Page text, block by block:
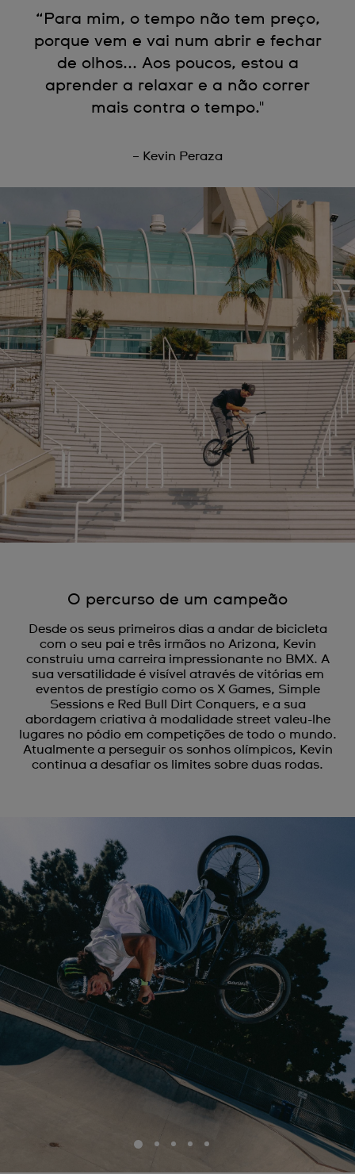
“Para mim, o tempo não tem preço,
porque vem e vai num abrir e fechar
de olhos... Aos poucos, estou a
aprender a relaxar e a não correr
mais contra o tempo."
– Kevin Peraza
O percurso de um campeão
Desde os seus primeiros dias a andar de bicicleta
com o seu pai e três irmãos no Arizona, Kevin
construiu uma carreira impressionante no BMX. A
sua versatilidade é visível através de vitórias em
eventos de prestígio como os X Games, Simple
Sessions e Red Bull Dirt Conquers, e a sua
abordagem criativa à modalidade street valeu-lhe
lugares no pódio em competições de todo o mundo.
Atualmente a perseguir os sonhos olímpicos, Kevin
continua a desafiar os limites sobre duas rodas.